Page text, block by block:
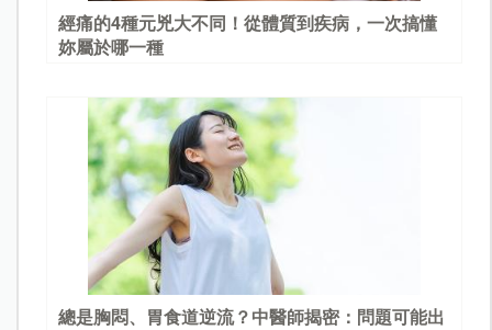
經痛的4種元兇大不同！從體質到疾病，一次搞懂
妳屬於哪一種
總是胸悶、胃食道逆流？中醫師揭密：問題可能出